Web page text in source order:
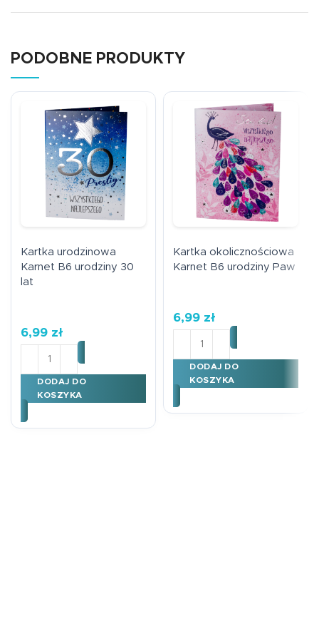
PODOBNE PRODUKTY
Kartka urodzinowa
Karnet B6 urodziny 30
lat
6,99 zł
ilość Kartka urodzinowa Karnet B6 urodziny 30 lat
DODAJ DO
KOSZYKA
Kartka okolicznościowa
Karnet B6 urodziny Paw
6,99 zł
ilość Kartka
DODAJ DO
KOSZYKA